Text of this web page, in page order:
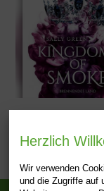
Herzlich
Wir verwenden
und die Zugriffe auf